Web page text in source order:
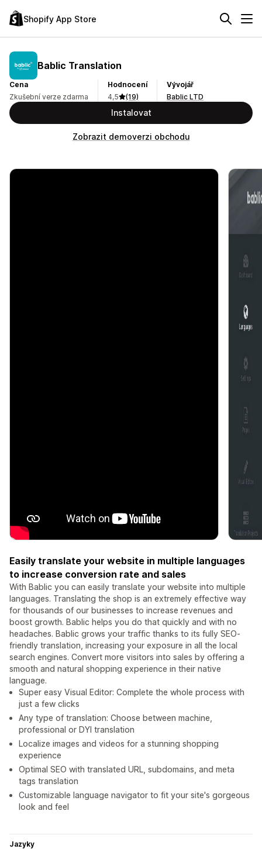
Shopify App Store
Bablic Translation
Cena
Zkušební verze zdarma
Hodnocení
4,5
(19)
Vývojář
Bablic LTD
Instalovat
Zobrazit demoverzi obchodu
Easily translate your website in multiple languages
to increase conversion rate and sales
With Bablic you can easily translate your website into multiple
languages. Translating the shop is an extremely effective way
for thousands of our businesses to increase revenues and
boost growth. Bablic helps you do that quickly and with no
headaches. Bablic grows your traffic thanks to its fully SEO-
friendly translation, increasing your exposure in all the local
search engines. Convert more visitors into sales by offering a
smooth and natural shopping experience in their native
language.
Super easy Visual Editor: Complete the whole process with
just a few clicks
Any type of translation: Choose between machine,
professional or DYI translation
Localize images and videos for a stunning shopping
experience
Optimal SEO with translated URL, subdomains, and meta
tags translation
Customizable language navigator to fit your site's gorgeous
look and feel
Jazyky